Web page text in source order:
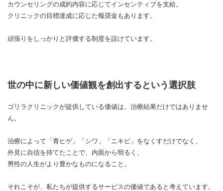
カウンセリングの成約内容に応じてインセンティブを支給。
クリニックの目標達成に応じた報奨金もあります。
頑張りをしっかりと評価する制度を設けています。
世の中に新しい価値観を創出するという選択肢
ゴリラクリニックが提供している価値は、治療結果だけではありませ
ん。
治療によって「青ヒゲ」「シワ」「ニキビ」をなくすだけでなく、
外見に自信を持てたことで、内面から明るく、
男性の人生がより豊かなものになること。
それこそが、私たちが提供するサービスの価値であると考えています。